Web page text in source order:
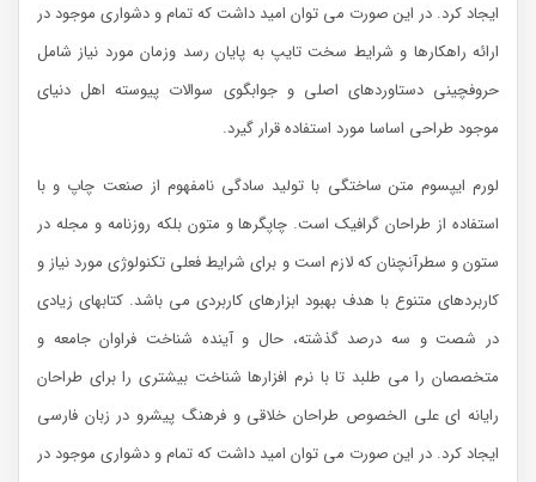
ایجاد کرد. در این صورت می توان امید داشت که تمام و دشواری موجود در
ارائه راهکارها و شرایط سخت تایپ به پایان رسد وزمان مورد نیاز شامل
حروفچینی دستاوردهای اصلی و جوابگوی سوالات پیوسته اهل دنیای
موجود طراحی اساسا مورد استفاده قرار گیرد.
لورم ایپسوم متن ساختگی با تولید سادگی نامفهوم از صنعت چاپ و با
استفاده از طراحان گرافیک است. چاپگرها و متون بلکه روزنامه و مجله در
ستون و سطرآنچنان که لازم است و برای شرایط فعلی تکنولوژی مورد نیاز و
کاربردهای متنوع با هدف بهبود ابزارهای کاربردی می باشد. کتابهای زیادی
در شصت و سه درصد گذشته، حال و آینده شناخت فراوان جامعه و
متخصصان را می طلبد تا با نرم افزارها شناخت بیشتری را برای طراحان
رایانه ای علی الخصوص طراحان خلاقی و فرهنگ پیشرو در زبان فارسی
ایجاد کرد. در این صورت می توان امید داشت که تمام و دشواری موجود در